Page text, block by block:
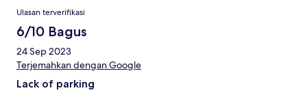
Ulasan terverifikasi
6/10 Bagus
24 Sep 2023
Terjemahkan dengan Google
Lack of parking